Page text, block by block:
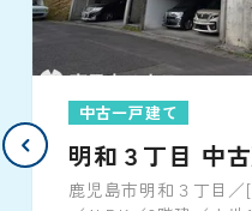
中古一戸建て
明和３丁目 中
鹿児島市明和３丁目